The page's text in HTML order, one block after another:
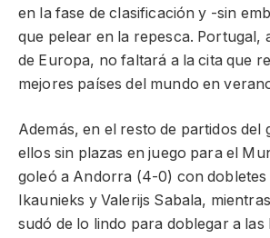
en la fase de clasificación y -sin
que pelear en la repesca. Portugal,
de Europa, no faltará a la cita que
mejores países del mundo en
Además, en el resto de partidos del
ellos sin plazas en juego para el
goleó a Andorra (4-0) con dobletes
Ikaunieks y Valerijs Sabala,
sudó de lo lindo para doblegar a las